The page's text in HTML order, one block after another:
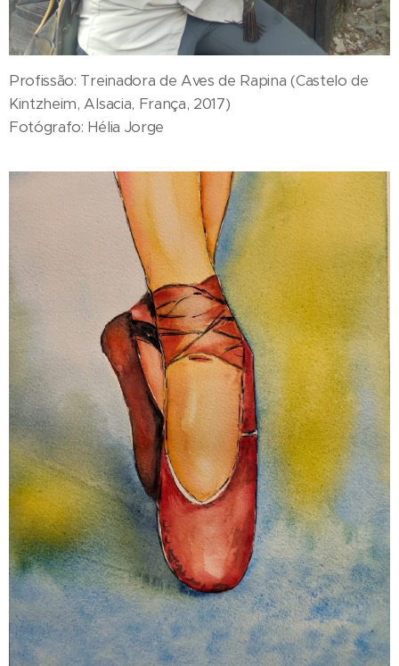
Profissão: Treinadora de Aves de Rapina (Castelo de
Kintzheim, Alsacia, França, 2017)
Fotógrafo: Hélia Jorge